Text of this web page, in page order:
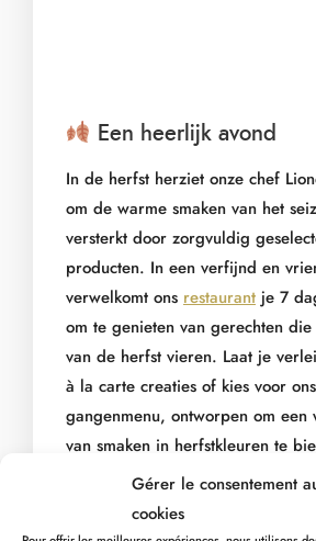
Gérer le consentement
cookies
Een heerlijk avond
In de herfst herziet onze chef
om de warme smaken van het
versterkt door zorgvuldig
producten. In een verfijnd en
verwelkomt ons restaurant je 7
om te genieten van gerechten
van de herfst vieren. Laat je
à la carte creaties of kies voor
gangenmenu, ontworpen om een
van smaken in herfstkleuren te
Wilt u gewoon iets drinken? De